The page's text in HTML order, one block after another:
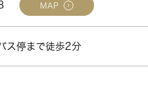
MAP
ス停まで徒歩2分